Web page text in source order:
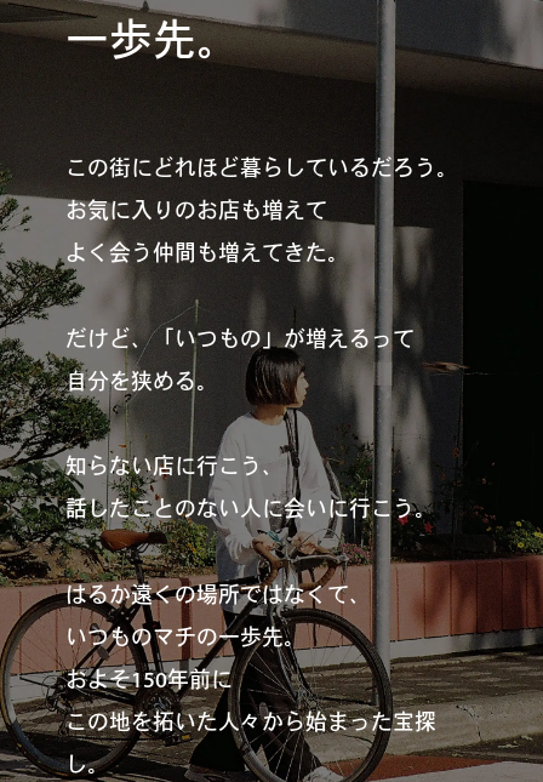
一歩先。
この街にどれほど暮らしているだろう。
お気に入りのお店も増えて
よく会う仲間も増えてきた。
だけど、「いつもの」が増えるって
自分を狭める。
知らない店に行こう、
話したことのない人に会いに行こう。
はるか遠くの場所ではなくて、
いつものマチの一歩先。
およそ150年前に
この地を拓いた人々から始まった宝探
し。